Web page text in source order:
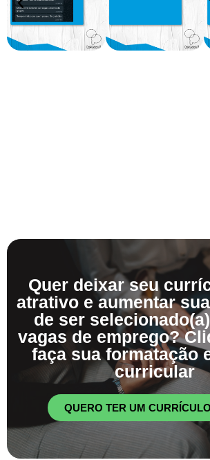
Quer deixar seu
atrativo e aumentar
de ser
vagas de emprego?
faça sua formatação
curricular
QUERO TER UM